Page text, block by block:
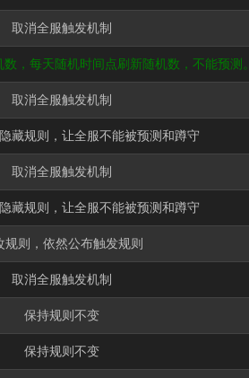
取消全服触发机制
，每天随机时间点刷新随机数，不能预测。
取消全服触发机制
藏规则，让全服不能被预测和蹲守
取消全服触发机制
藏规则，让全服不能被预测和蹲守
规则，依然公布触发规则
取消全服触发机制
保持规则不变
保持规则不变